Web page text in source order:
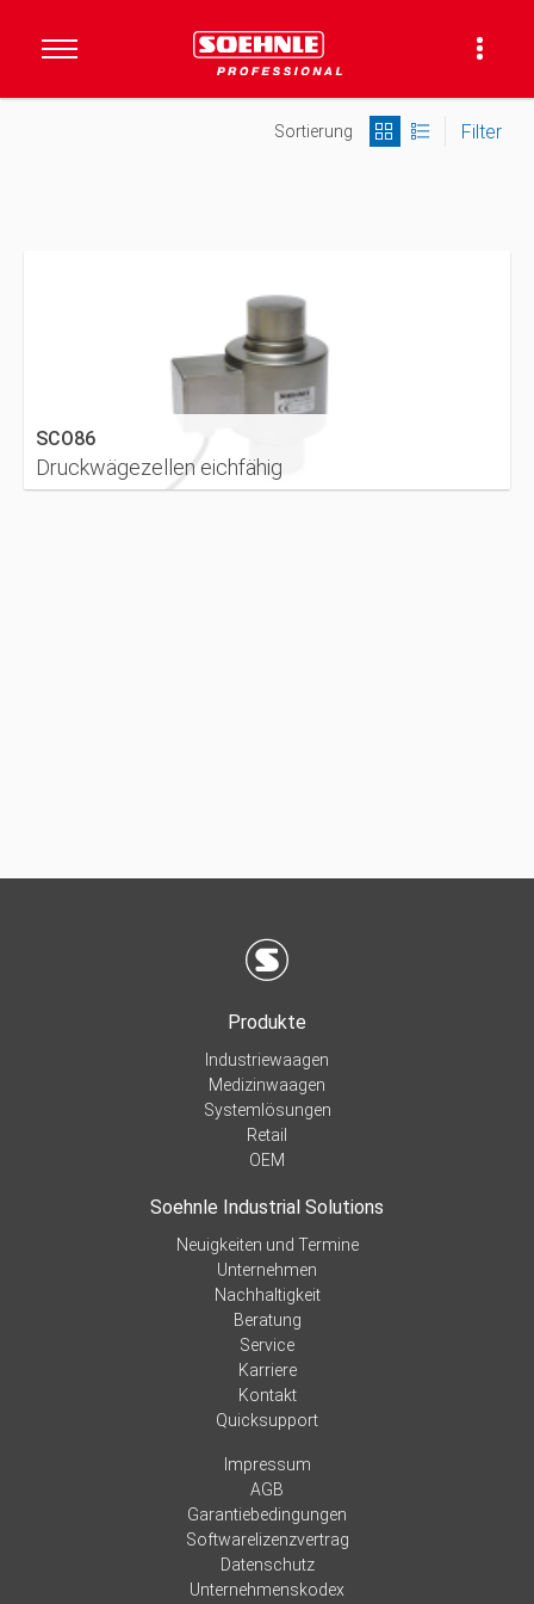
Sortierung Filter
SCO86
Druckwägezellen eichfähig
Produkte
Industriewaagen
Medizinwaagen
Systemlösungen
Retail
OEM
Soehnle Industrial Solutions
Neuigkeiten und Termine
Unternehmen
Nachhaltigkeit
Beratung
Service
Karriere
Kontakt
Quicksupport
Impressum
AGB
Garantiebedingungen
Softwarelizenzvertrag
Datenschutz
Unternehmenskodex